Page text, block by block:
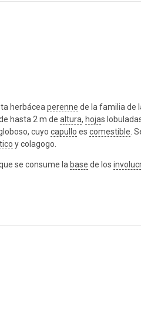
herbáceaperenne de la familia de
hasta 2 m de altura, hojas
cuyo capullo es comestible.
y colagogo.
se consume la base de los